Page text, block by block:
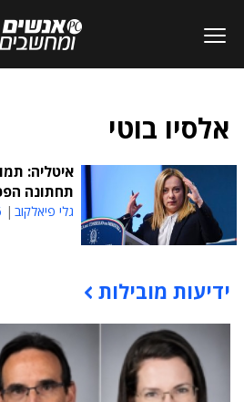
אלסיו בוטי
תחתונה
גלי פיאלקוב
תוכן פרסומי
ידיעות מובילות